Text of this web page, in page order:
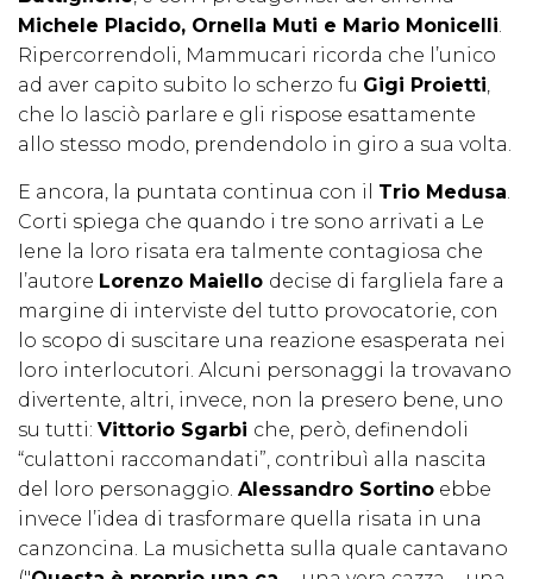
Michele Placido, Ornella Muti e Mario Monicelli.
Ripercorrendoli, Mammucari ricorda che l’unico
ad aver capito subito lo scherzo fu Gigi Proietti,
che lo lasciò parlare e gli rispose esattamente
allo stesso modo, prendendolo in giro a sua volta.
E ancora, la puntata continua con il Trio Medusa.
Corti spiega che quando i tre sono arrivati a Le
Iene la loro risata era talmente contagiosa che
l’autore Lorenzo Maiello decise di fargliela fare a
margine di interviste del tutto provocatorie, con
lo scopo di suscitare una reazione esasperata nei
loro interlocutori. Alcuni personaggi la trovavano
divertente, altri, invece, non la presero bene, uno
su tutti: Vittorio Sgarbi che, però, definendoli
“culattoni raccomandati”, contribuì alla nascita
del loro personaggio. Alessandro Sortino ebbe
invece l’idea di trasformare quella risata in una
canzoncina. La musichetta sulla quale cantavano